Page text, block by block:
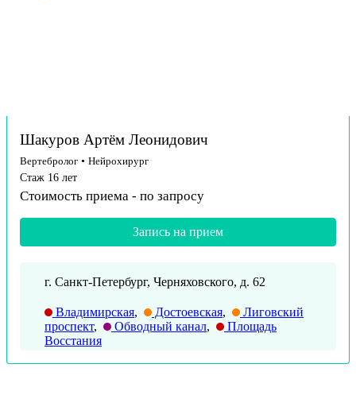
Шакуров Артём Леонидович
Вертебролог • Нейрохирург
Стаж 16 лет
Стоимость приема - по запросу
Запись на прием
г. Санкт-Петербург, Черняховского, д. 62
Владимирская, Достоевская,
Лиговский
проспект, Обводный канал,
Площадь
Восстания